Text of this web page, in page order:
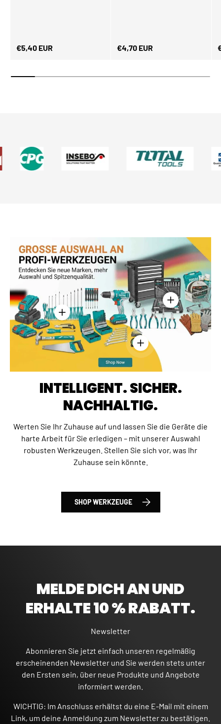
Normaler Preis
€5,40 EUR Normaler Preis
€4,70 EUR
Einzelheiten anzeigen -
Einzelheiten anzeigen -
Einzelheiten
INTELLIGENT. SICHER.
NACHHALTIG.
Werten Sie Ihr Zuhause auf und lassen Sie die Geräte die
harte Arbeit für Sie erledigen – mit unserer Auswahl
robusten Werkzeugen. Stellen Sie sich vor, was Ihr
Zuhause sein könnte.
SHOP WERKZEUGE
MELDE DICH AN UND
ERHALTE 10 % RABATT.
Newsletter
Abonnieren Sie jetzt einfach unseren regelmäßig
erscheinenden Newsletter und Sie werden stets unter
den Ersten sein, über neue Produkte und Angebote
informiert werden.
WICHTIG: Im Anschluss erhältst du eine E-Mail mit einem
Link, um deine Anmeldung zum Newsletter zu bestätigen.